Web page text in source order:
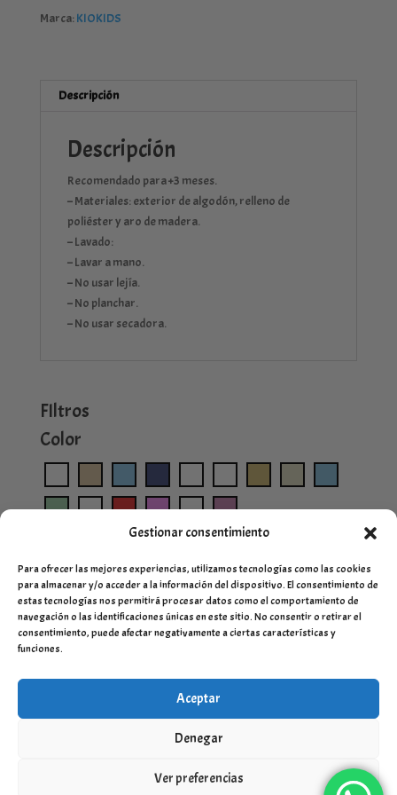
Gestionar consentimiento
Para ofrecer las mejores experiencias, utilizamos tecnologías como las cookies
para almacenar y/o acceder a la información del dispositivo. El consentimiento de
estas tecnologías nos permitirá procesar datos como el comportamiento de
navegación o las identificaciones únicas en este sitio. No consentir o retirar el
consentimiento, puede afectar negativamente a ciertas características y
funciones.
Aceptar
Denegar
Ver preferencias
cantidad
Marca: KIOKIDS
Descripción
Descripción
Recomendado para +3 meses.
– Materiales: exterior de algodón, relleno de
poliéster y aro de madera.
– Lavado:
– Lavar a mano.
– No usar lejía.
– No planchar.
– No usar secadora.
FIltros
Color
Servinet Sistemas y Comunicación SLU